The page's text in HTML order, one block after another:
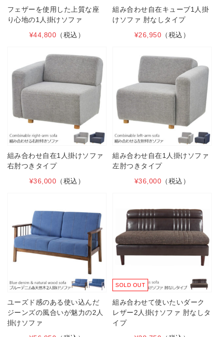
フェザーを使用した上質な座
り心地の1人掛けソファ
¥44,800 （税込）
組み合わせ自在キューブ1人掛
けソファ 肘なしタイプ
¥26,950 （税込）
組み合わせ自在1人掛けソファ
右肘つきタイプ
¥36,000 （税込）
組み合わせ自在1人掛けソファ
左肘つきタイプ
¥36,000 （税込）
ユーズド感のある使い込んだ
ジーンズの風合いが魅力の2人
掛けソファ
SOLD OUT
組み合わせて使いたいダーク
レザー2人掛けソファ 肘なしタ
イプ